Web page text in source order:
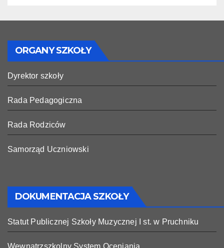
ORGANY SZKOŁY
Dyrektor szkoły
Rada Pedagogiczna
Rada Rodziców
Samorząd Uczniowski
DOKUMENTACJA SZKOŁY
Statut Publicznej Szkoły Muzycznej I st. w Pruchniku
Wewnątrzszkolny System Oceniania